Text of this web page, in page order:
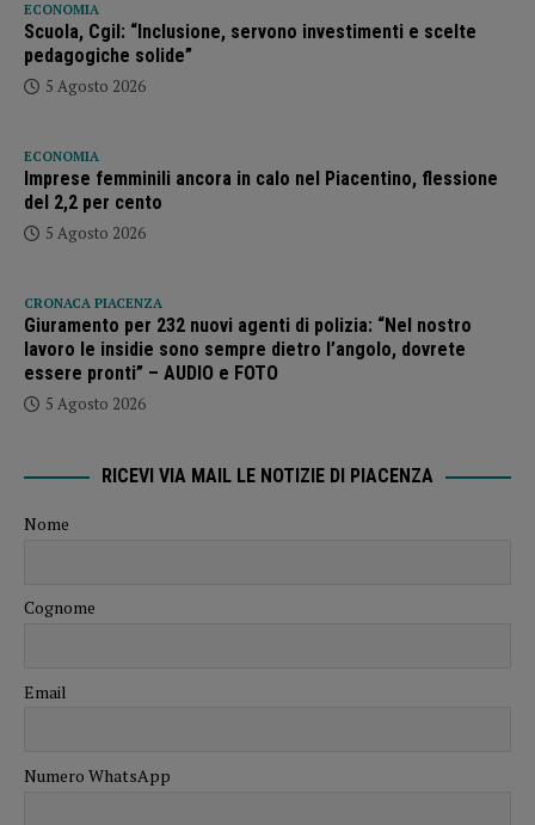
ECONOMIA
Scuola, Cgil: “Inclusione, servono investimenti e scelte
pedagogiche solide”
5 Agosto 2026
ECONOMIA
Imprese femminili ancora in calo nel Piacentino, flessione
del 2,2 per cento
5 Agosto 2026
CRONACA PIACENZA
Giuramento per 232 nuovi agenti di polizia: “Nel nostro
lavoro le insidie sono sempre dietro l’angolo, dovrete
essere pronti” – AUDIO e FOTO
5 Agosto 2026
RICEVI VIA MAIL LE NOTIZIE DI PIACENZA
Nome
Cognome
Email
Numero WhatsApp